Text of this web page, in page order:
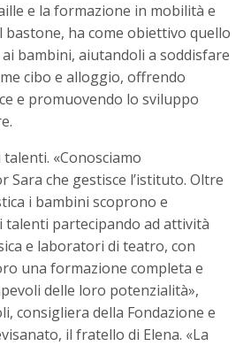
e la formazione in mobilità e
ha come obiettivo quello
bambini, aiutandoli a soddisfare
cibo e alloggio, offrendo
e promuovendo lo sviluppo
«Conosciamo
Sara che gestisce l’istituto. Oltre
i bambini scoprono e
partecipando ad attività
e laboratori di teatro, con
una formazione completa e
delle loro potenzialità»,
consigliera della Fondazione e
il fratello di Elena. «La